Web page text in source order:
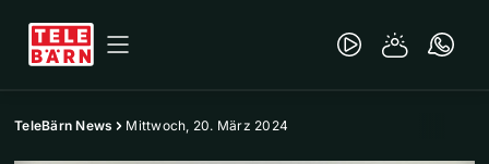
TeleBärn News Mittwoch, 20. März 2024